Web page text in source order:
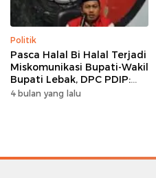
Politik
Pasca Halal Bi Halal Terjadi
Miskomunikasi Bupati-Wakil
Bupati Lebak, DPC PDIP:
Kami Tetap Solid dan Akan
4 bulan yang lalu